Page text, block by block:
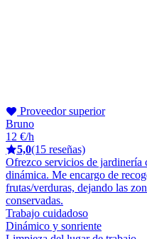
Proveedor superior
Bruno
12 €/h
5,0(15 reseñas)
Ofrezco servicios de jardinería
dinámica. Me encargo de
frutas/verduras, dejando las
conservadas.
Trabajo cuidadoso
Dinámico y sonriente